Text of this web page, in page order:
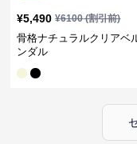
¥5,490 ¥6100(割引前)
骨格ナチュラルクリアベ
ンダル